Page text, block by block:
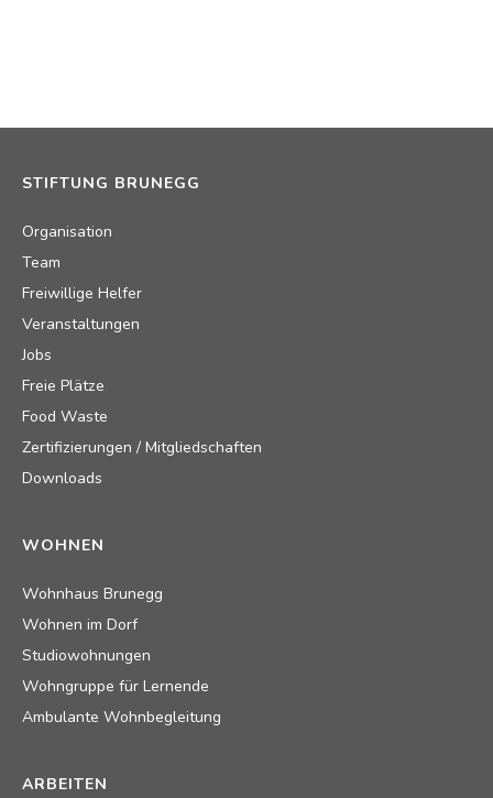
STIFTUNG BRUNEGG
Organisation
Team
Freiwillige Helfer
Veranstaltungen
Jobs
Freie Plätze
Food Waste
Zertifizierungen / Mitgliedschaften
Downloads
WOHNEN
Wohnhaus Brunegg
Wohnen im Dorf
Studiowohnungen
Wohngruppe für Lernende
Ambulante Wohnbegleitung
ARBEITEN